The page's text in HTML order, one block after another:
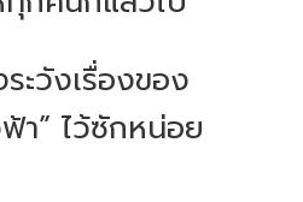
ะวังเรื่องของ
า” ไว้ซักหน่อย